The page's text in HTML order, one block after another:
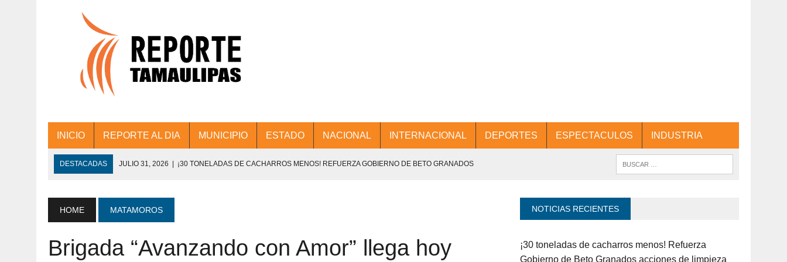
INICIO REPORTE AL DIA MUNICIPIO ESTADO NACIONAL INTERNACIONAL DEPORTES ESPECTACULOS INDUSTRIA
DESTACADAS JULIO 31, 2026 | ¡30 TONELADAS DE CACHARROS MENOS! REFUERZA GOBIERNO DE BETO GRANADOS
JULIO 30, 2026 | 💧🚰 ¡AGUA PARA LA COMUNIDAD!
JULIO 30, 2026 ¡TRABAJO EN EQUIPO Y RESULTADOS! ENCABEZA BETO GRANADOS MESA DE TRABAJO CON PRESIDENTES
DE COLONIA.
HOME MATAMOROS
Brigada “Avanzando con Amor” llega hoy
NOTICIAS RECIENTES
¡30 toneladas de cacharros menos! Refuerza
Gobierno de Beto Granados acciones de limpieza